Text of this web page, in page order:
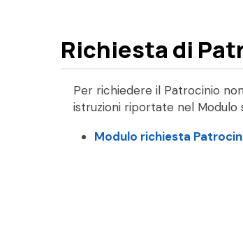
Richiesta di
Per richiedere il Patrocinio
istruzioni riportate nel Modulo
Modulo richiesta